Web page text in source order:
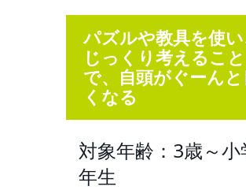
パズルや教具を使い
じっくり考えること
で、自頭がぐーんと
くなる
対象年齢：3歳～小
年生